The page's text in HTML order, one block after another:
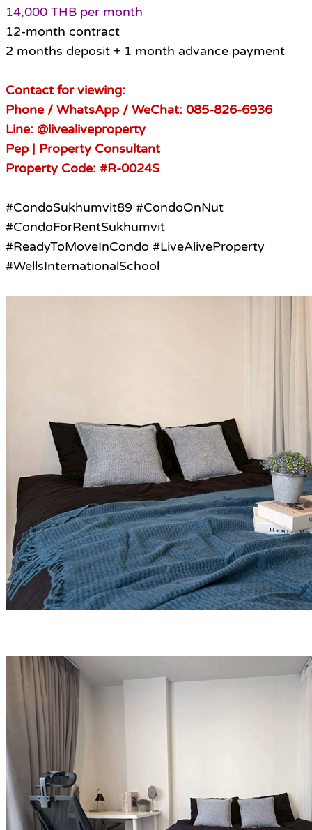
14,000 THB per month
12-month contract
2 months deposit + 1 month advance payment
Contact for viewing:
Phone / WhatsApp / WeChat: 085-826-6936
Line: @livealiveproperty
Pep | Property Consultant
Property Code: #R-0024S
#CondoSukhumvit89 #CondoOnNut
#CondoForRentSukhumvit
#ReadyToMoveInCondo #LiveAliveProperty
#WellsInternationalSchool